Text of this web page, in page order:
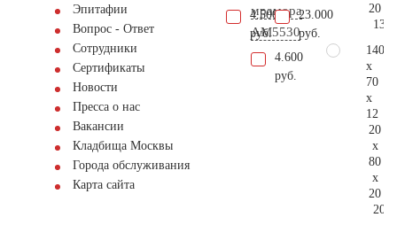
Эпитафии
Вопрос - Ответ
Сотрудники
Сертификаты
Новости
Пресса о нас
Вакансии
Кладбища Москвы
Города обслуживания
Карта сайта
4.500
руб.
мрамора
AM5530
4.600
руб.
23.000
руб.
20
140
x
70
x
12
20
x
80
x
20